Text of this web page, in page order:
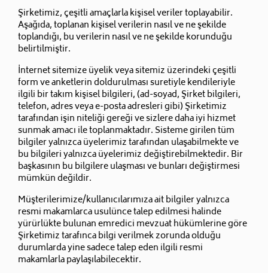
Şirketimiz, çeşitli amaçlarla kişisel veriler toplayabilir.
Aşağıda, toplanan kişisel verilerin nasıl ve ne şekilde
toplandığı, bu verilerin nasıl ve ne şekilde korunduğu
belirtilmiştir.
İnternet sitemize üyelik veya sitemiz üzerindeki çeşitli
form ve anketlerin doldurulması suretiyle kendileriyle
ilgili bir takım kişisel bilgileri, (ad-soyad, Şirket bilgileri,
telefon, adres veya e-posta adresleri gibi) Şirketimiz
tarafından işin niteliği gereği ve sizlere daha iyi hizmet
sunmak amacı ile toplanmaktadır. Sisteme girilen tüm
bilgiler yalnızca üyelerimiz tarafından ulaşabilmekte ve
bu bilgileri yalnızca üyelerimiz değiştirebilmektedir. Bir
başkasının bu bilgilere ulaşması ve bunları değiştirmesi
mümkün değildir.
Müşterilerimize/kullanıcılarımıza ait bilgiler yalnızca
resmi makamlarca usulünce talep edilmesi halinde
yürürlükte bulunan emredici mevzuat hükümlerine göre
Şirketimiz tarafınca bilgi verilmek zorunda olduğu
durumlarda yine sadece talep eden ilgili resmi
makamlarla paylaşılabilecektir.